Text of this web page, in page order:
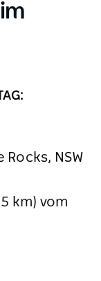
NSW
km) vom